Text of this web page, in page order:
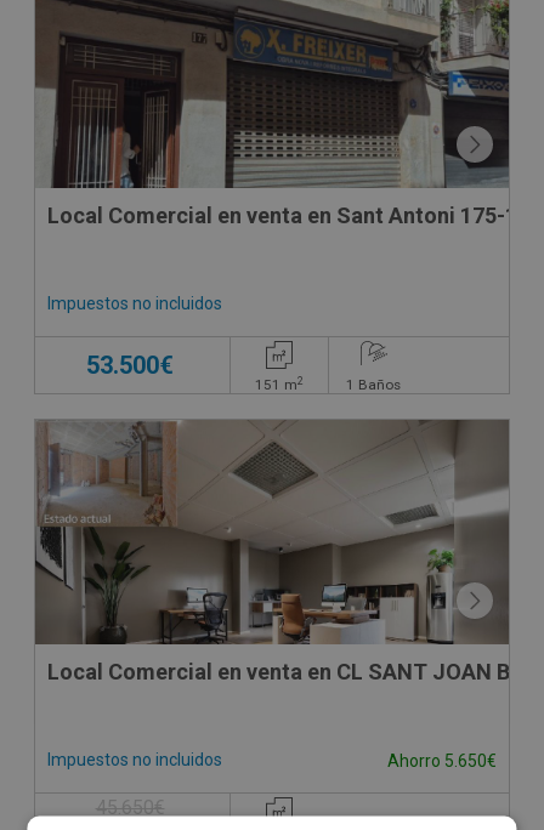
Local Comercial en venta en Sant Antoni 175-
Impuestos no incluidos
53.500€
151 m2 1 Baños
Local Comercial en venta en CL SANT JOAN
Impuestos no incluidos Ahorro 5.650€
45.650€